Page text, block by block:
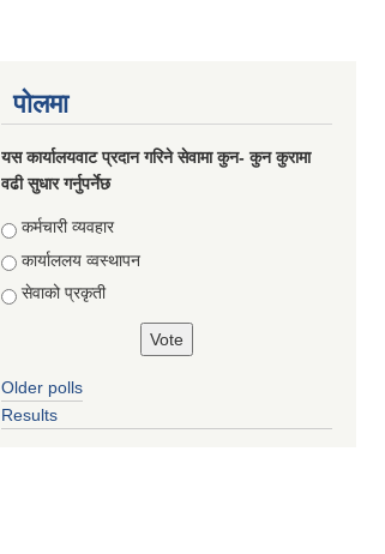
पोलमा
यस कार्यालयवाट प्रदान गरिने सेवामा कुन- कुन कुरामा
वढी सुधार गर्नुपर्नेछ
Choices
कर्मचारी व्यवहार
कार्याललय व्वस्थापन
सेवाको प्रकृती
Older polls
Results